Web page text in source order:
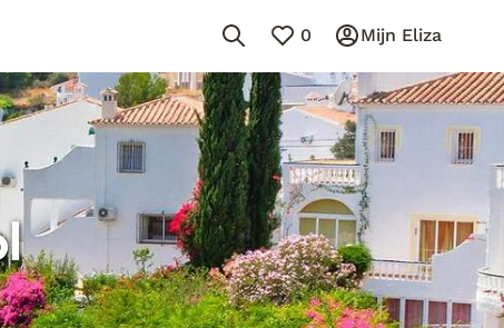
0 Mijn Eliza